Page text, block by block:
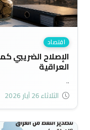
اقتصاد
الإصلاح الضريبي
العراقية
..
الثلاثاء 26 آيار 2026